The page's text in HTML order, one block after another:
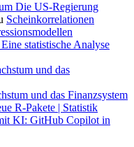
Die US-Regierung
Scheinkorrelationen
statistische Analyse
und das
und das Finanzsystem
R-Pakete | Statistik
KI: GitHub Copilot in